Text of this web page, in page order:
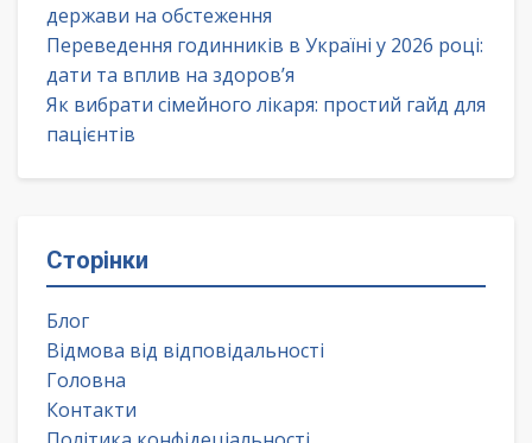
держави на обстеження
Переведення годинників в Україні у 2026 році:
дати та вплив на здоров’я
Як вибрати сімейного лікаря: простий гайд для
пацієнтів
Сторінки
Блог
Відмова від відповідальності
Головна
Контакти